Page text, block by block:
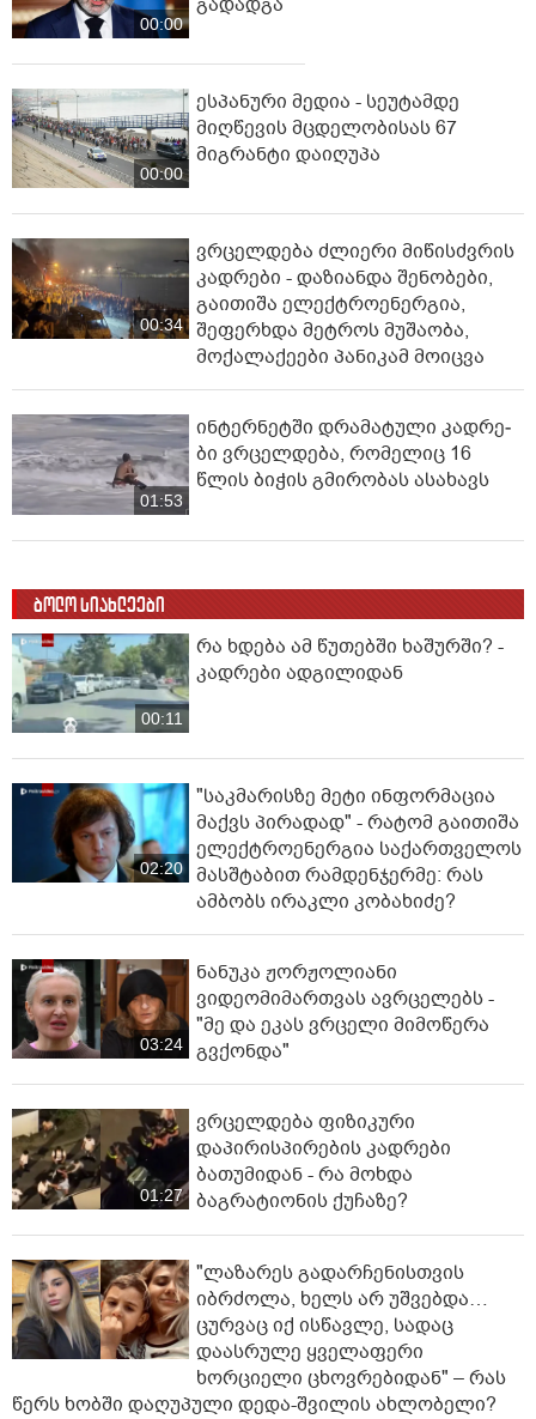
00:00
00:00
ესპანური მედია - სეუტამდე
მიღწევის მცდელობისას 67
მიგრანტი დაიღუპა
00:34
ვრცელდება ძლიერი მიწისძვრის
კადრები - დაზიანდა შენობები,
გაითიშა ელექტროენერგია,
შეფერხდა მეტროს მუშაობა,
მოქალაქეები პანიკამ მოიცვა
01:53
ინ­ტერ­ნეტ­ში დრა­მა­ტუ­ლი კად­რე­
ბი ვრცელდება, რომელიც 16
წლის ბიჭის გმირობას ასახავს
ბოლო სიახლეები
00:11
რა ხდება ამ წუთებში ხაშურში? -
კადრები ადგილიდან
02:20
"საკმარისზე მეტი ინფორმაცია
მაქვს პირადად" - რატომ გაითიშა
ელექტროენერგია საქართველოს
მასშტაბით რამდენჯერმე: რას
ამბობს ირაკლი კობახიძე?
03:24
ნანუკა ჟორჟოლიანი
ვიდეომიმართვას ავრცელებს -
"მე და ეკას ვრცელი მიმოწერა
გვქონდა"
01:27
ვრცელდება ფიზიკური
დაპირისპირების კადრები
ბათუმიდან - რა მოხდა
ბაგრატიონის ქუჩაზე?
"ლაზარეს გადარჩენისთვის
იბრძოლა, ხელს არ უშვებდა…
ცურვაც იქ ისწავლე, სადაც
დაასრულე ყველაფერი
ხორციელი ცხოვრებიდან" – რას
წერს ხობში დაღუპული დედა-შვილის ახლობელი?